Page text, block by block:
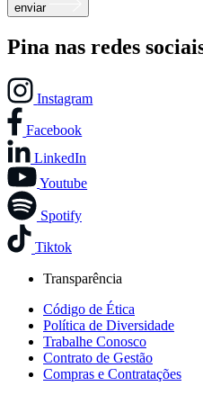
enviar
Pina nas redes
Instagram
Facebook
LinkedIn
Youtube
Spotify
Tiktok
Transparência
Código de Ética
Política de Diversidade
Trabalhe Conosco
Contrato de Gestão
Compras e Contratações